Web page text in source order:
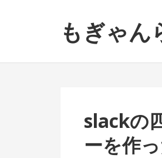
ビ
ゲ
ン
テ
もぎゃん
slackの
ーを作